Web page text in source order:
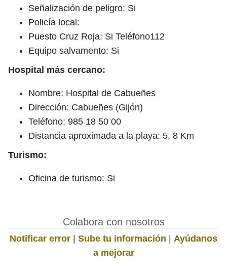
Señalización de peligro: Si
Policía local:
Puesto Cruz Roja: Si Teléfono112
Equipo salvamento: Si
Hospital más cercano:
Nombre: Hospital de Cabueñes
Dirección: Cabueñes (Gijón)
Teléfono: 985 18 50 00
Distancia aproximada a la playa: 5, 8 Km
Turismo:
Oficina de turismo: Si
Colabora con nosotros
Notificar error | Sube tu información | Ayúdanos
a mejorar